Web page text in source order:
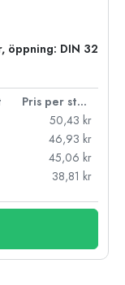
öppning: DIN 32
Pris per styck
50,43 kr
46,93 kr
45,06 kr
38,81 kr